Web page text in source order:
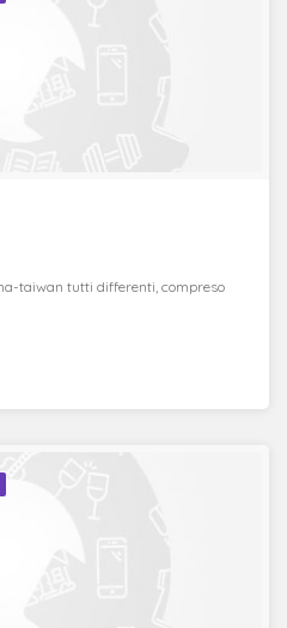
taiwan tutti differenti, compreso